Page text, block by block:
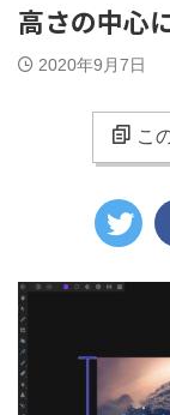
高さの中心
2020年9月7日
こ